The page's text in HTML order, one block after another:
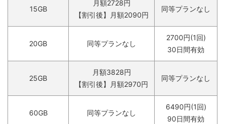
15GB
月額2728円
【割引後】月額2090円
同等プランなし
20GB 同等プランなし
2700円(1回)
30日間有効
25GB
月額3828円
【割引後】月額2970円
同等プランなし
60GB 同等プランなし
6490円(1回)
90日間有効